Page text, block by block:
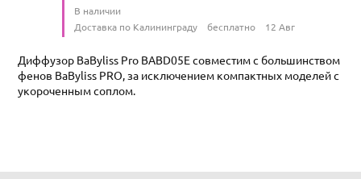
Количество
В наличии
Условия доставки
Доставка по Калининграду бесплатно 12 Авг
Диффузор BaByliss Pro BABD05E совместим с большинством
фенов BaByliss PRO, за исключением компактных моделей с
укороченным соплом.